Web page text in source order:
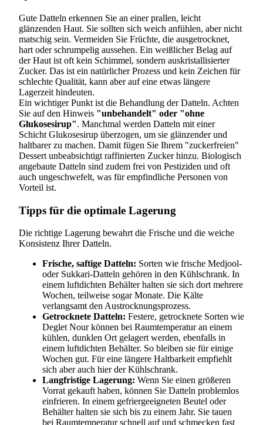
Gute Datteln erkennen Sie an einer prallen, leicht
glänzenden Haut. Sie sollten sich weich anfühlen, aber nicht
matschig sein. Vermeiden Sie Früchte, die ausgetrocknet,
hart oder schrumpelig aussehen. Ein weißlicher Belag auf
der Haut ist oft kein Schimmel, sondern auskristallisierter
Zucker. Das ist ein natürlicher Prozess und kein Zeichen für
schlechte Qualität, kann aber auf eine etwas längere
Lagerzeit hindeuten.
Ein wichtiger Punkt ist die Behandlung der Datteln. Achten
Sie auf den Hinweis "unbehandelt" oder "ohne
Glukosesirup". Manchmal werden Datteln mit einer
Schicht Glukosesirup überzogen, um sie glänzender und
haltbarer zu machen. Damit fügen Sie Ihrem "zuckerfreien"
Dessert unbeabsichtigt raffinierten Zucker hinzu. Biologisch
angebaute Datteln sind zudem frei von Pestiziden und oft
auch ungeschwefelt, was für empfindliche Personen von
Vorteil ist.
Tipps für die optimale Lagerung
Die richtige Lagerung bewahrt die Frische und die weiche
Konsistenz Ihrer Datteln.
Frische, saftige Datteln: Sorten wie frische Medjool-
oder Sukkari-Datteln gehören in den Kühlschrank. In
einem luftdichten Behälter halten sie sich dort mehrere
Wochen, teilweise sogar Monate. Die Kälte
verlangsamt den Austrocknungsprozess.
Getrocknete Datteln: Festere, getrocknete Sorten wie
Deglet Nour können bei Raumtemperatur an einem
kühlen, dunklen Ort gelagert werden, ebenfalls in
einem luftdichten Behälter. So bleiben sie für einige
Wochen gut. Für eine längere Haltbarkeit empfiehlt
sich aber auch hier der Kühlschrank.
Langfristige Lagerung: Wenn Sie einen größeren
Vorrat gekauft haben, können Sie Datteln problemlos
einfrieren. In einem gefriergeeigneten Beutel oder
Behälter halten sie sich bis zu einem Jahr. Sie tauen
bei Raumtemperatur schnell auf und schmecken fast